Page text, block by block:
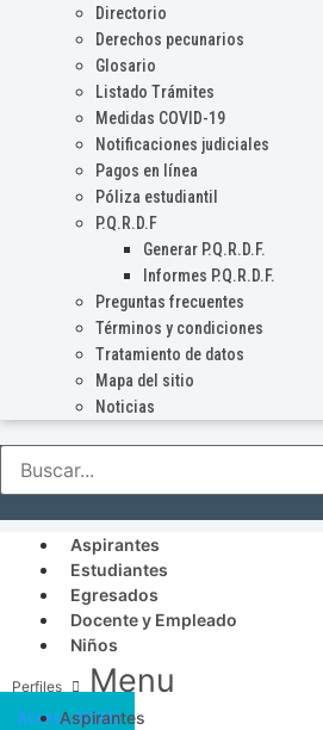
Directorio
Derechos pecunarios
Glosario
Listado Trámites
Medidas COVID-19
Notificaciones judiciales
Pagos en línea
Póliza estudiantil
P.Q.R.D.F
Generar P.Q.R.D.F.
Informes P.Q.R.D.F.
Preguntas frecuentes
Términos y condiciones
Tratamiento de datos
Mapa del sitio
Noticias
Aspirantes
Estudiantes
Egresados
Docente y Empleado
Niños
Menu
Aspirantes
Acceso SICAU